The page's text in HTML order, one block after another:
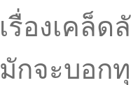
เรื่องเคล็
มักจะบอก